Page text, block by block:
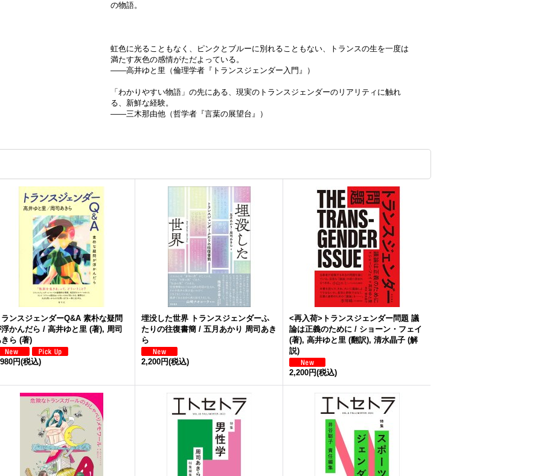
の物語。
虹色に光ることもなく、ピンクとブルーに別れることもない、トランスの生を一度は
満たす灰色の感情がただよっている。
——高井ゆと里（倫理学者『トランスジェンダー入門』）
「わかりやすい物語」の先にある、現実のトランスジェンダーのリアリティに触れ
る、新鮮な経験。
——三木那由他（哲学者『言葉の展望台』）
ンスジェンダーQ&A 素朴な疑問
かんだら / 高井ゆと里 (著), 周司
ら (著)
円(税込)
埋没した世界 トランスジェンダーふ
たりの往復書簡 / 五月あかり 周司あき
ら
2,200円(税込)
<再入荷>トランスジェンダー問題 議
論は正義のために / ショーン・フェイ
(著), 高井ゆと里 (翻訳), 清水晶子 (解
説)
2,200円(税込)